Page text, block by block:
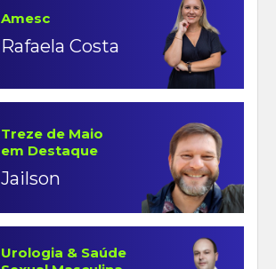
Amesc
Rafaela Costa
Treze de Maio
em Destaque
Jailson
Urologia & Saúde